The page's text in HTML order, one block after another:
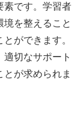
素です。学習者
境を整えること
ができます。
切なサポート
が求められま